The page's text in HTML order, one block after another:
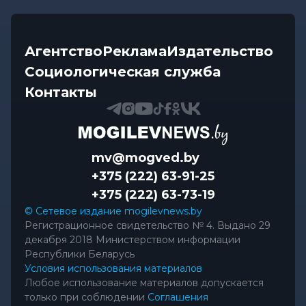
АгентствоРекламаИздательство
Социологическая служба
Контакты
mv@mogved.by
+375 (222) 63-91-25
+375 (222) 63-73-19
© Сетевое издание mogilevnews.by
Регистрационное свидетельство № 4. Выдано 29
декабря 2018 Министерством информации
Республики Беларусь
Условия использования материалов
Любое использование материалов допускается
только при соблюдении Соглашения